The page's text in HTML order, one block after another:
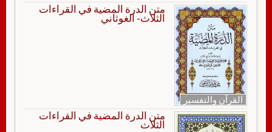
القرآن والتفسير
متن الدرة المضية في القراءات
الثلاث- الغوثاني
متن الدرة المضية في القراءات
الثلاث